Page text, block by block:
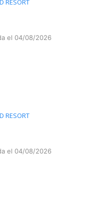
RESORT
el 04/08/2026
RESORT
el 04/08/2026